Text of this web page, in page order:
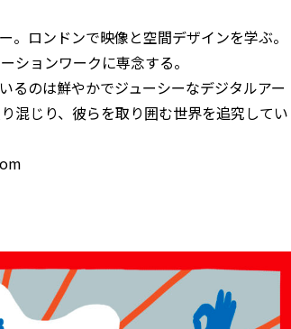
。ロンドンで映像と空間デザインを学ぶ。
ションワークに専念する。
るのは鮮やかでジューシーなデジタルアー
混じり、彼らを取り囲む世界を追究してい